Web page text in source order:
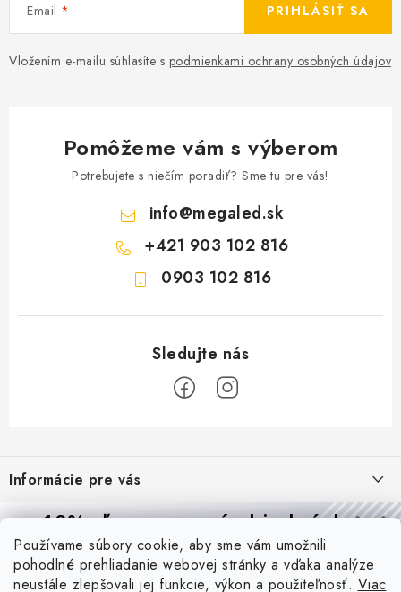
Používame súbory cookie, aby sme vám umožnili
pohodlné prehliadanie webovej stránky a vďaka analýze
neustále zlepšovali jej funkcie, výkon a použiteľnosť. Viac
Email
Vložením e-mailu súhlasíte s podmienkami ochrany osobných údajov
PRIHLÁSIŤ SA
Pomôžeme vám s výberom
Potrebujete s niečím poradiť? Sme tu pre vás!
info@megaled.sk
+421 903 102 816
0903 102 816
p
ä
Informácie pre vás
Reklamácie a formulár na odstúpenie od zmluvy
Obchodné podmienky
Podmienky ochrany osobných údajov
Blog
10% zľavana prvú objednávku
Prihláste sa azískajtezľavu aj praktické tipy,vďaka ktorým
budete svietiť lepšie a platiť menej.